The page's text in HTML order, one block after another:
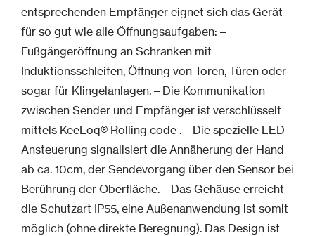
entsprechenden Empfänger eignet sich das Gerät
für so gut wie alle Öffnungsaufgaben: –
Fußgängeröffnung an Schranken mit
Induktionsschleifen, Öffnung von Toren, Türen oder
sogar für Klingelanlagen. – Die Kommunikation
zwischen Sender und Empfänger ist verschlüsselt
mittels KeeLoq® Rolling code . – Die spezielle LED-
Ansteuerung signalisiert die Annäherung der Hand
ab ca. 10cm, der Sendevorgang über den Sensor bei
Berührung der Oberfläche. – Das Gehäuse erreicht
die Schutzart IP55, eine Außenanwendung ist somit
möglich (ohne direkte Beregnung). Das Design ist